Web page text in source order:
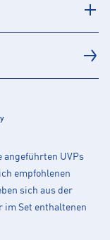
angeführten UVPs
empfohlenen
sich aus der
im Set enthaltenen